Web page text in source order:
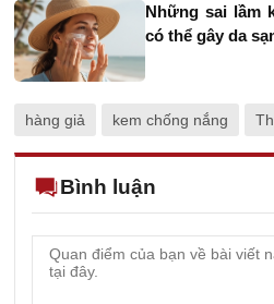
Những sai lầm
có thể gây da
hàng giả kem chống nắng
Bình luận